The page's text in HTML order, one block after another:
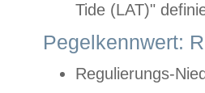
Tide (LAT)"
Pegelkennwert:
Regulierungs-